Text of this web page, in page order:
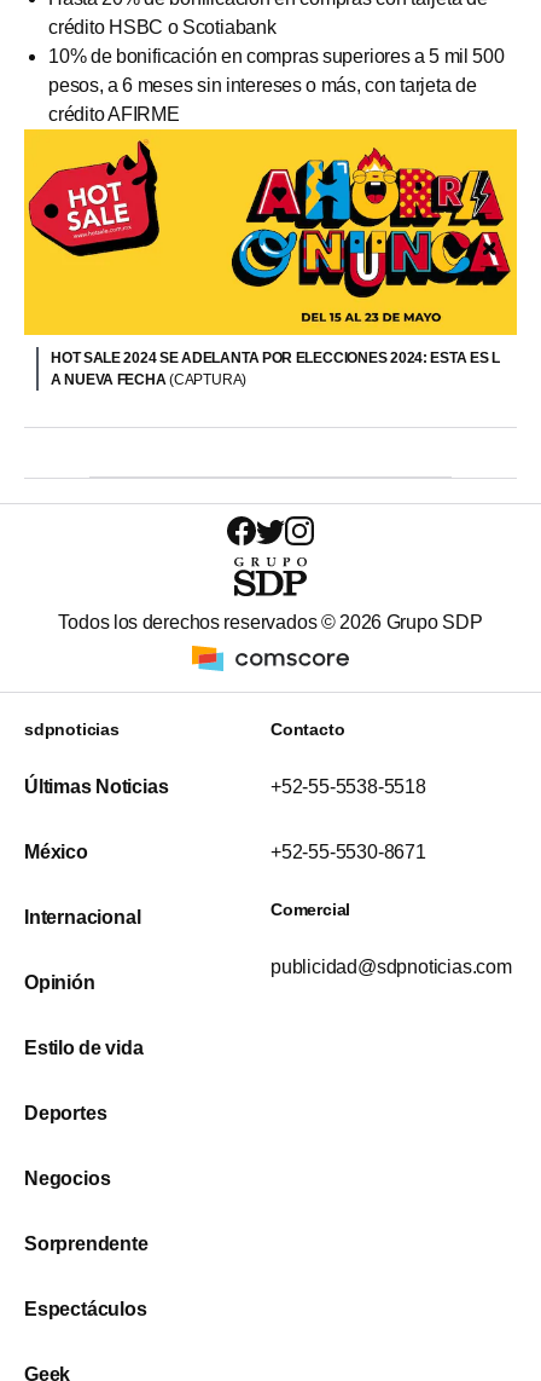
crédito HSBC o Scotiabank
10% de bonificación en compras superiores a 5 mil 500
pesos, a 6 meses sin intereses o más, con tarjeta de
crédito AFIRME
HOT SALE 2024 SE ADELANTA POR ELECCIONES 2024: ESTA ES L
A NUEVA FECHA(CAPTURA)
Todos los derechos reservados ©2026 Grupo SDP
sdpnoticias
Últimas Noticias
México
Internacional
Opinión
Estilo de vida
Deportes
Negocios
Sorprendente
Espectáculos
Geek
Contacto
+52-55-5538-5518
+52-55-5530-8671
Comercial
publicidad@sdpnoticias.com